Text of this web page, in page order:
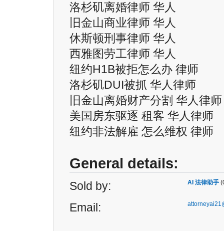
洛杉矶离婚律师 华人
旧金山商业律师 华人
休斯顿刑事律师 华人
西雅图劳工律师 华人
纽约H1B被拒怎么办 律师
洛杉矶DUI被抓 华人律师
旧金山离婚财产分割 华人律师
美国房东驱逐 租客 华人律师
纽约非法解雇 怎么维权 律师
General details:
Sold by: AI 法律助手
Email: